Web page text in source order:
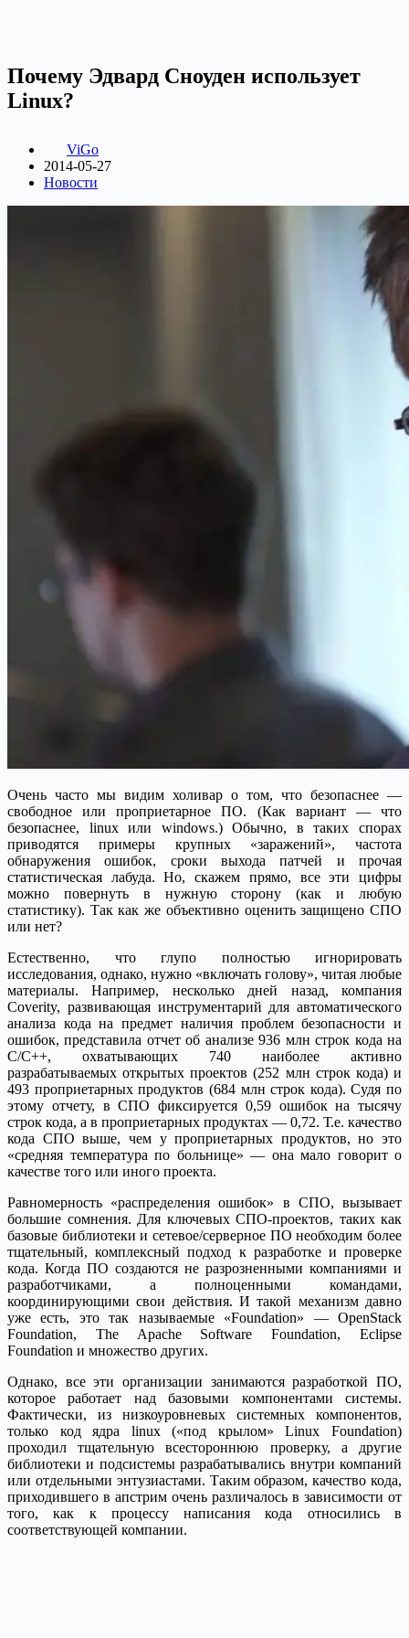
Почему Эдвард Сноуден использует
Linux?
ViGo
2014-05-27
Новости
Очень часто мы видим холивар о том, что безопаснее —
свободное или проприетарное ПО. (Как вариант — что
безопаснее, linux или windows.) Обычно, в таких спорах
приводятся примеры крупных «заражений», частота
обнаружения ошибок, сроки выхода патчей и прочая
статистическая лабуда. Но, скажем прямо, все эти цифры
можно повернуть в нужную сторону (как и любую
статистику). Так как же объективно оценить защищено СПО
или нет?
Естественно, что глупо полностью игнорировать
исследования, однако, нужно «включать голову», читая любые
материалы. Например, несколько дней назад, компания
Coverity, развивающая инструментарий для автоматического
анализа кода на предмет наличия проблем безопасности и
ошибок, представила отчет об анализе 936 млн строк кода на
C/C++, охватывающих 740 наиболее активно
разрабатываемых открытых проектов (252 млн строк кода) и
493 проприетарных продуктов (684 млн строк кода). Судя по
этому отчету, в СПО фиксируется 0,59 ошибок на тысячу
строк кода, а в проприетарных продуктах — 0,72. Т.е. качество
кода СПО выше, чем у проприетарных продуктов, но это
«средняя температура по больнице» — она мало говорит о
качестве того или иного проекта.
Равномерность «распределения ошибок» в СПО, вызывает
большие сомнения. Для ключевых СПО-проектов, таких как
базовые библиотеки и сетевое/серверное ПО необходим более
тщательный, комплексный подход к разработке и проверке
кода. Когда ПО создаются не разрозненными компаниями и
разработчиками, а полноценными командами,
координирующими свои действия. И такой механизм давно
уже есть, это так называемые «Foundation» — OpenStack
Foundation, The Apache Software Foundation, Eclipse
Foundation и множество других.
Однако, все эти организации занимаются разработкой ПО,
которое работает над базовыми компонентами системы.
Фактически, из низкоуровневых системных компонентов,
только код ядра linux («под крылом» Linux Foundation)
проходил тщательную всестороннюю проверку, а другие
библиотеки и подсистемы разрабатывались внутри компаний
или отдельными энтузиастами. Таким образом, качество кода,
приходившего в апстрим очень различалось в зависимости от
того, как к процессу написания кода относились в
соответствующей компании.